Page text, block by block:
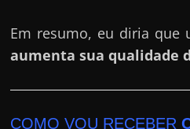
Em resumo, eu diria que
aumenta sua qualidade
COMO VOU RECEBER